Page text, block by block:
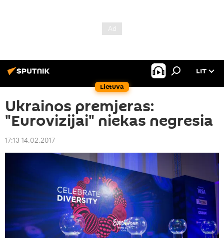
Lietuva
LIT
Ukrainos premjeras:
"Eurovizijai" niekas negresia
17:13 14.02.2017